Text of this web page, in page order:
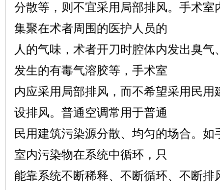
分散等，则不宜采用局部排风。手术室
集聚在术者周围的医护人员的
人的气味，术者开刀时腔体内发出臭
发生的有毒气溶胶等，手术室
内应采用局部排风，而不希望采用民用
设排风。普通空调常用于普通
民用建筑污染源分散、均匀的场合。
室内污染物在系统中循环，只
能靠系统不断稀释、不断循环、不断排